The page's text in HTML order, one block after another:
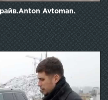
Avtoman.